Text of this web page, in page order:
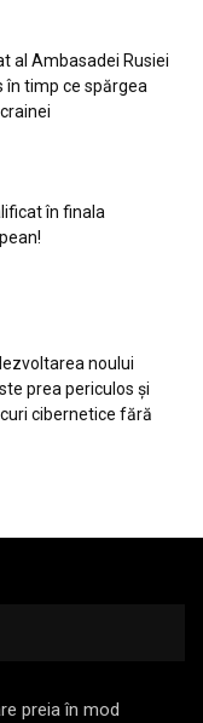
al Ambasadei Rusiei
în timp ce spărgea
în finala
noului
prea periculos și
cibernetice fără
preia în mod